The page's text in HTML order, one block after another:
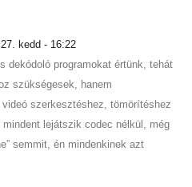
kedd - 16:22
dekódoló programokat értünk, tehát
szükségesek, hanem
szerkesztéshez, tömörítéshez
mindent lejátszik codec nélkül, még
semmit, én mindenkinek azt